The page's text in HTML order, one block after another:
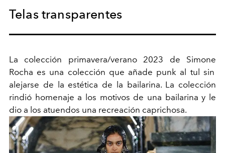
Telas transparentes
La colección primavera/verano 2023 de Simone
Rocha es una colección que añade punk al tul sin
alejarse de la estética de la bailarina. La colección
rindió homenaje a los motivos de una bailarina y le
dio a los atuendos una recreación caprichosa.